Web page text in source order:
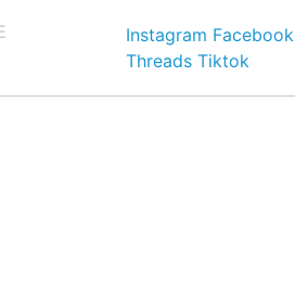
Instagram Facebook
Threads Tiktok